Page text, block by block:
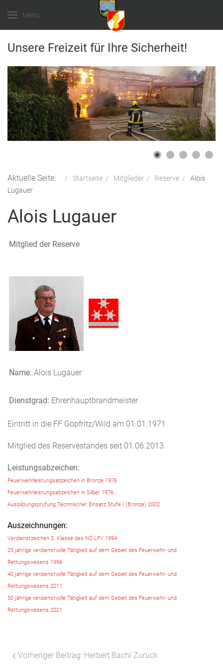
Menu
Unsere Freizeit für Ihre Sicherheit!
Aktuelle Seite: Startseite Mitglieder Reserve
Alois
Lugauer
Alois Lugauer
Mitglied der Reserve
Name: Alois Lugauer
Dienstgrad: Ehrenhauptbrandmeister
Eintritt in die FF Göpfritz/Wild am 01.01.1971
Mitglied des Reservestandes seit 01.06.2013
Leistungsabzeichen:
Feuerwehrleistungsabzeichen in Bronze 1976
Feuerwehrleistungsabzeichen in Silber 1976
Ausbildungsprüfung Technischer Einsatz Stufe I (Bronze) 2002
Auszeichnungen:
Verdienstzeichen 3. Klasse des NÖ LFV 1994
25 jährige verdienstvolle Tätigkeit auf dem Gebiet des Feuerwehr- und
Rettungswesens 1996
40 jährige verdienstvolle Tätigkeit auf dem Gebiet des Feuerwehr- und
Rettungswesens 2011
50 jährige verdienstvolle Tätigkeit auf dem Gebiet des Feuerwehr- und
Rettungswesens 2021
Vorheriger Beitrag: Herbert Bachl Zurück